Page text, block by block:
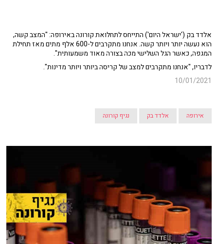
אלדד בק ('ישראל היום') התייחס לתחלואת קורונה באירופה: "המצב קשה,
הוא נעשה יותר ויותר קשה. אנחנו מתקרבים ל-600 אלף מתים מאז תחילת
המגפה, כאשר הגל השלישי מכה בצורה מאוד משמעותית".
לדבריו, "אנחנו מתקרבים למצב של קריסה ביותר ויותר מדינות".
10/01/2021
אירופה אלדד בק נגיף קורונה